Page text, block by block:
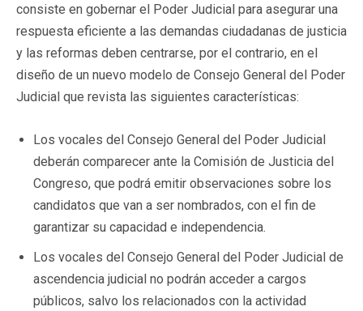
consiste en gobernar el Poder Judicial para asegurar una
respuesta eficiente a las demandas ciudadanas de justicia
y las reformas deben centrarse, por el contrario, en el
diseño de un nuevo modelo de Consejo General del Poder
Judicial que revista las siguientes características:
Los vocales del Consejo General del Poder Judicial
deberán comparecer ante la Comisión de Justicia del
Congreso, que podrá emitir observaciones sobre los
candidatos que van a ser nombrados, con el fin de
garantizar su capacidad e independencia.
Los vocales del Consejo General del Poder Judicial de
ascendencia judicial no podrán acceder a cargos
públicos, salvo los relacionados con la actividad